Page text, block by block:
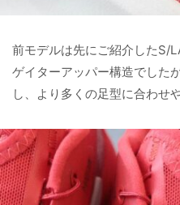
前モデルは先にご紹介したS/
ゲイターアッパー構造でした
し、より多くの足型に合わせ